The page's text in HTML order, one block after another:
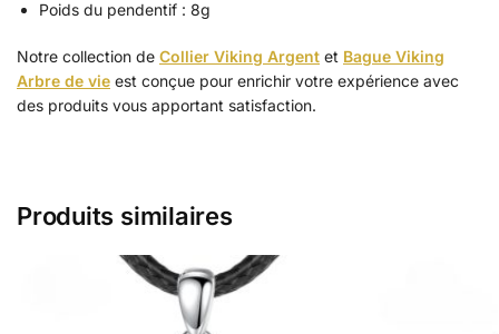
Poids du pendentif : 8g
Notre collection de Collier Viking Argent et Bague Viking
Arbre de vie est conçue pour enrichir votre expérience avec
des produits vous apportant satisfaction.
Produits similaires